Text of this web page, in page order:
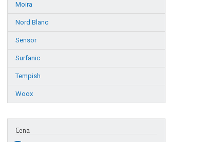
Moira
Nord Blanc
Sensor
Surfanic
Tempish
Woox
Cena